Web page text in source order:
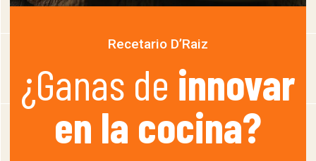
Recetario D’Raiz
¿Ganas de innovar
en la cocina?